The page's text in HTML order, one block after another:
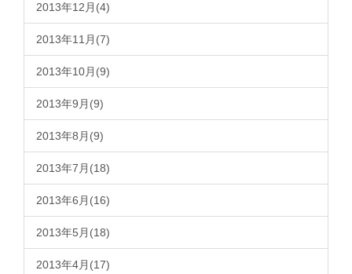
2013年12月(4)
2013年11月(7)
2013年10月(9)
2013年9月(9)
2013年8月(9)
2013年7月(18)
2013年6月(16)
2013年5月(18)
2013年4月(17)